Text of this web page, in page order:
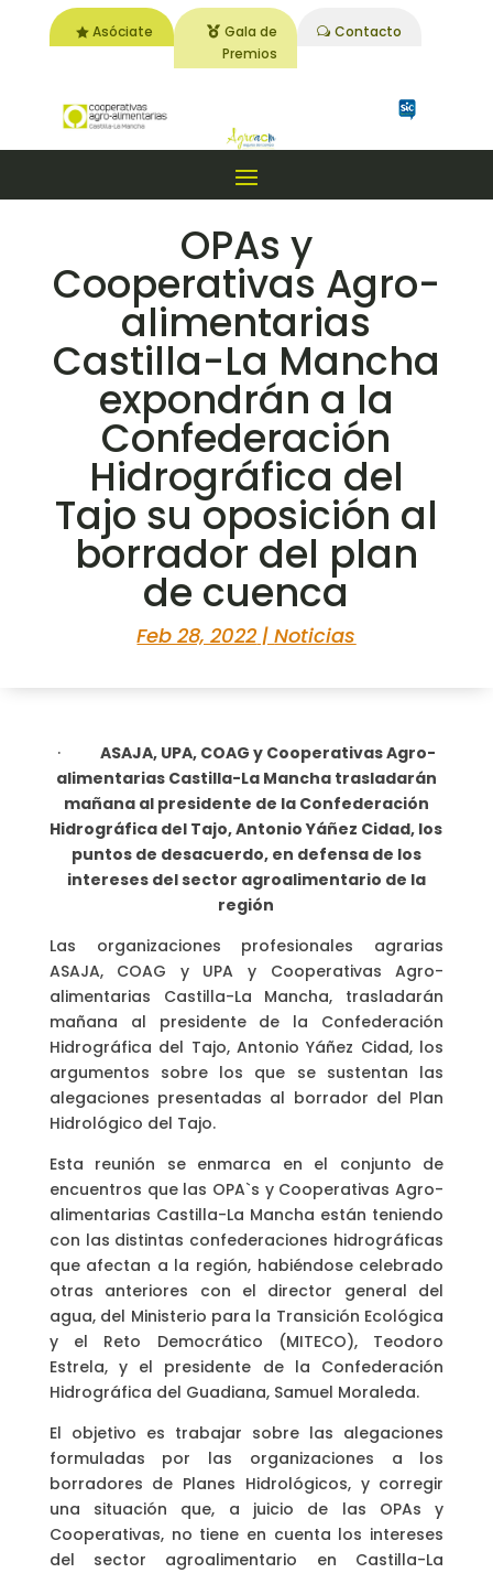
Asóciate
Gala de
Premios
Contacto
OPAs y
Cooperativas Agro-
alimentarias
Castilla-La Mancha
expondrán a la
Confederación
Hidrográfica del
Tajo su oposición al
borrador del plan
de cuenca
Feb 28, 2022 |Noticias
· ASAJA, UPA, COAG y Cooperativas Agro-
alimentarias Castilla-La Mancha trasladarán
mañana al presidente de la Confederación
Hidrográfica del Tajo, Antonio Yáñez Cidad, los
puntos de desacuerdo, en defensa de los
intereses del sector agroalimentario de la
región
Las organizaciones profesionales agrarias
ASAJA, COAG y UPA y Cooperativas Agro-
alimentarias Castilla-La Mancha, trasladarán
mañana al presidente de la Confederación
Hidrográfica del Tajo, Antonio Yáñez Cidad, los
argumentos sobre los que se sustentan las
alegaciones presentadas al borrador del Plan
Hidrológico del Tajo.
Esta reunión se enmarca en el conjunto de
encuentros que las OPA`s y Cooperativas Agro-
alimentarias Castilla-La Mancha están teniendo
con las distintas confederaciones hidrográficas
que afectan a la región, habiéndose celebrado
otras anteriores con el director general del
agua, del Ministerio para la Transición Ecológica
y el Reto Democrático (MITECO), Teodoro
Estrela, y el presidente de la Confederación
Hidrográfica del Guadiana, Samuel Moraleda.
El objetivo es trabajar sobre las alegaciones
formuladas por las organizaciones a los
borradores de Planes Hidrológicos, y corregir
una situación que, a juicio de las OPAs y
Cooperativas, no tiene en cuenta los intereses
del sector agroalimentario en Castilla-La